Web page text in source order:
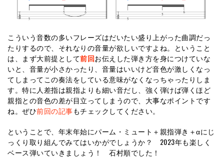
こういう音数の多いフレーズはだいたい盛り上がった曲調だっ
たりするので、それなりの音量が欲しいですよね。ということ
は、まず大前提として前回お伝えした弾き方を身につけていな
いと、音量が小さかったり、音量はいいけど音色が激しくなっ
てしまってこの奏法をしている意味がなくなっちゃったりしま
す。特に人差指は親指よりも細い音だし、強く弾けば弾くほど
親指との音色の差が目立ってしまうので、大事なポイントです
ね。ぜひ前回の記事もチェックしてください。
ということで、年末年始にパーム・ミュート＋親指弾き＋αにじ
っくり取り組んでみてはいかがでしょうか？ 2023年も楽しく
ベース弾いていきましょう！ 石村順でした！